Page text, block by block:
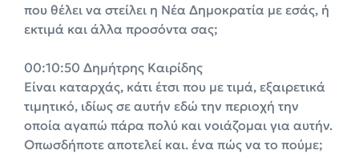
που θέλει να στείλει η Νέα Δημοκρατία με εσάς, ή
εκτιμά και άλλα προσόντα σας;
00:10:50 Δημήτρης Καιρίδης
Είναι καταρχάς, κάτι έτσι που με τιμά, εξαιρετικά
τιμητικό, ιδίως σε αυτήν εδώ την περιοχή την
οποία αγαπώ πάρα πολύ και νοιάζομαι για αυτήν.
Οπωσδήποτε αποτελεί και. ένα πώς να το πούμε;